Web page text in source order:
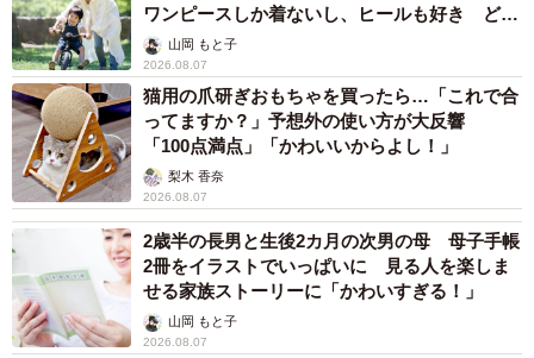
ワンピースしか着ないし、ヒールも好き どの
へんが…
山岡 もと子
2026.08.07
猫用の爪研ぎおもちゃを買ったら…「これで合
ってますか？」予想外の使い方が大反響
「100点満点」「かわいいからよし！」
梨木 香奈
2026.08.07
2歳半の長男と生後2カ月の次男の母 母子手帳
2冊をイラストでいっぱいに 見る人を楽しま
せる家族ストーリーに「かわいすぎる！」
山岡 もと子
2026.08.07